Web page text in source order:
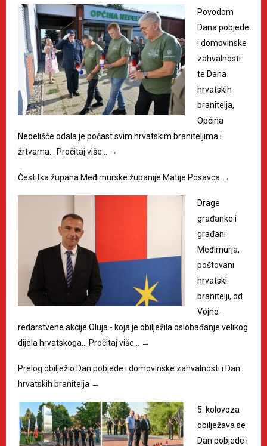
Povodom
Dana pobjede
i domovinske
zahvalnosti
te Dana
hrvatskih
branitelja,
Općina
Nedelišće odala je počast svim hrvatskim braniteljima i
žrtvama… Pročitaj više… →
Čestitka župana Međimurske županije Matije Posavca →
Drage
građanke i
građani
Međimurja,
poštovani
hrvatski
branitelji, od
Vojno-
redarstvene akcije Oluja - koja je obilježila oslobađanje velikog
dijela hrvatskoga… Pročitaj više… →
Prelog obilježio Dan pobjede i domovinske zahvalnosti i Dan
hrvatskih branitelja →
5. kolovoza
obilježava se
Dan pobjede i